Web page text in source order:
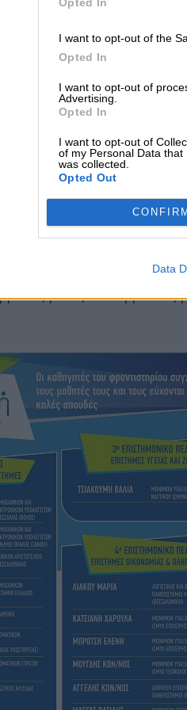
I want to opt-out of the
Opted In
I want to opt-out of
Advertising.
Opted In
I want to opt-out of
of my Personal Data
was collected.
Opted Out
CONFIRM
Data
μόλις 90 συμβάσεις